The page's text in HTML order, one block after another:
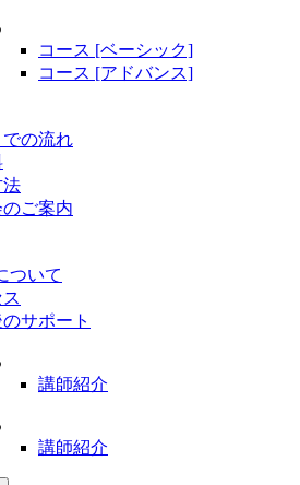
コース [ベーシック]
コース [アドバンス]
の流れ
法
ご案内
ついて
サポート
講師紹介
講師紹介